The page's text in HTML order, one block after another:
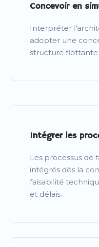
Concevoir en
Interpréter
adopter une
structure
Intégrer les
Les processus de
intégrés dès la
faisabilité
et délais.